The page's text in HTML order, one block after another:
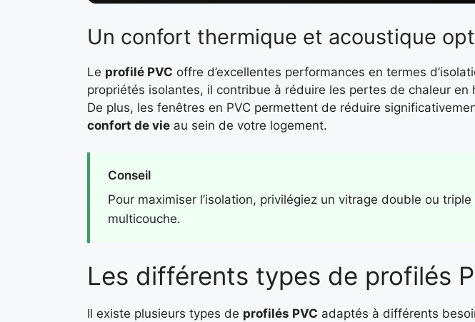
Un confort thermique et acoustique
Le profilé PVC offre d’excellentes performances en termes
propriétés isolantes, il contribue à réduire les pertes de chaleur
De plus, les fenêtres en PVC permettent de réduire
confort de vie au sein de votre logement.
Conseil
Pour maximiser l’isolation, privilégiez un vitrage double ou
multicouche.
Les différents types de profilés
Il existe plusieurs types de profilés PVC adaptés à différents